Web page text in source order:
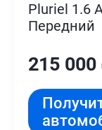
Pluriel 1.6
Передний
215 000